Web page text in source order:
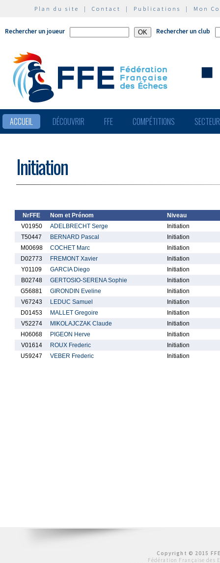
Plan du site | Contact | Publications | Mon
Rechercher un joueur Rechercher un club
ACCUEIL DÉCOUVRIR FFE COMPÉTITIONS
Initiation
NrFFE Nom et Prénom
Niveau
V01950
ADELBRECHT Serge
Initiation
T50447
BERNARD Pascal
Initiation
M00698
COCHET Marc
Initiation
D02773
FREMONT Xavier
Initiation
Y01109
GARCIA Diego
Initiation
B02748
GERTOSIO-SERENA Sophie
Initiation
G56881
GIRONDIN Eveline
Initiation
V67243
LEDUC Samuel
Initiation
D01453
MALLET Gregoire
Initiation
V52274
MIKOLAJCZAK Claude
Initiation
H06068
PIGEON Herve
Initiation
V01614
ROUX Frederic
Initiation
U59247
VEBER Frederic Initiation
Copyright © 2015
Fédération Française des